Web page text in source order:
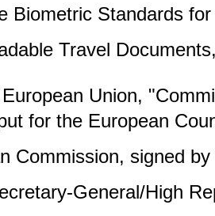
Biometric Standards
Travel
Union,
for the European
Commission, signed
General/High